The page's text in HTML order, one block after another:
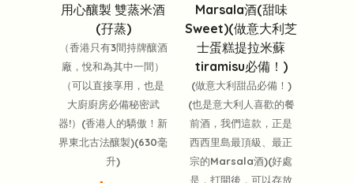
用心釀製 雙蒸米酒
(孖蒸)
（香港只有3間持牌釀酒
廠，悅和為其中一間）
（可以直接享用，也是
大廚廚房必備秘密武
器!）(香港人的驕傲！新
界東北古法釀製)(630毫
升)
Marsala酒(甜味
Sweet)(做意大利芝
士蛋糕提拉米蘇
tiramisu必備！)
(做意大利甜品必備！)
(也是意大利人喜歡的餐
前酒，我們這款，正是
西西里島最頂級、最正
宗的Marsala酒)(好處
是，打開後，可以存放